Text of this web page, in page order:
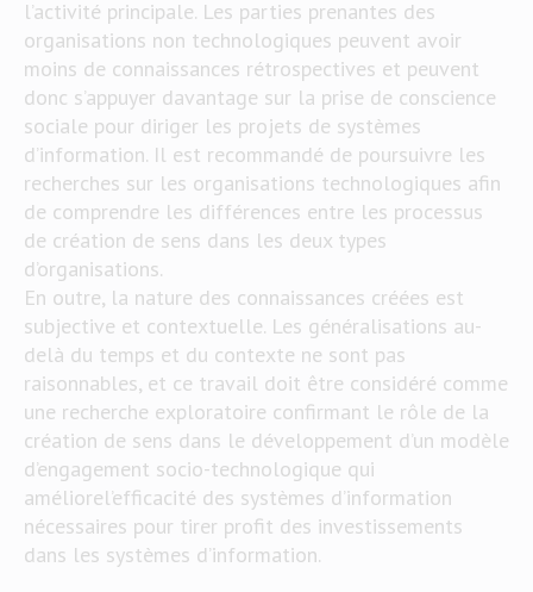
l’activité principale. Les parties prenantes des
organisations non technologiques peuvent avoir
moins de connaissances rétrospectives et peuvent
donc s’appuyer davantage sur la prise de conscience
sociale pour diriger les projets de systèmes
d’information. Il est recommandé de poursuivre les
recherches sur les organisations technologiques afin
de comprendre les différences entre les processus
de création de sens dans les deux types
d’organisations.
En outre, la nature des connaissances créées est
subjective et contextuelle. Les généralisations au-
delà du temps et du contexte ne sont pas
raisonnables, et ce travail doit être considéré comme
une recherche exploratoire confirmant le rôle de la
création de sens dans le développement d’un modèle
d’engagement socio-technologique qui
améliorel’efficacité des systèmes d’information
nécessaires pour tirer profit des investissements
dans les systèmes d’information.